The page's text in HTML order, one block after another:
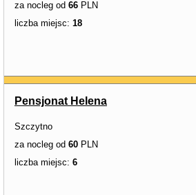
za nocleg od 66 PLN
liczba miejsc: 18
Pensjonat Helena
Szczytno
za nocleg od 60 PLN
liczba miejsc: 6